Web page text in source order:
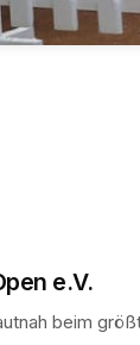
e.V.
beim